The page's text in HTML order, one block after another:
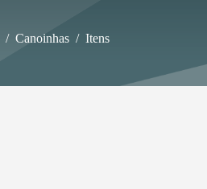
/ Canoinhas / Itens